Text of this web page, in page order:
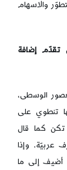
والاسهام
تقدّم إضافة
الوسطى،
تنطوي على
تكن كما قال
عربيّة. وإذا
أضيف إلى ما